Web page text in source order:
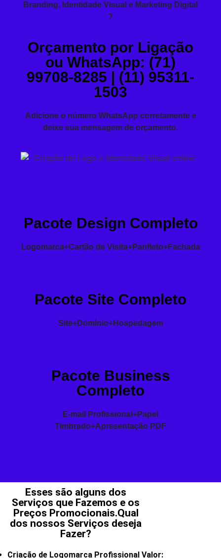
Branding, Identidade Visual e Marketing Digital
?
Orçamento por Ligação
ou WhatsApp: (71)
99708-8285 | (11) 95311-
1503
Adicione o número WhatsApp corretamente e
deixe sua mensagem de orçamento.
Pacote Design Completo
Logomarca+Cartão de Visita+Panfleto+Fachada
Pacote Site Completo
Site+DomÍnio+Hospedagem
Pacote Business
Completo
E-mail Profissional+Papel
Timbrado+Apresentação PDF
Esses são alguns dos
Serviços que Fazemos e os
Preços Promocionais.Qual
dos nossos Serviços deseja
Fazer?
Criação de Logomarca Profissional Valor: